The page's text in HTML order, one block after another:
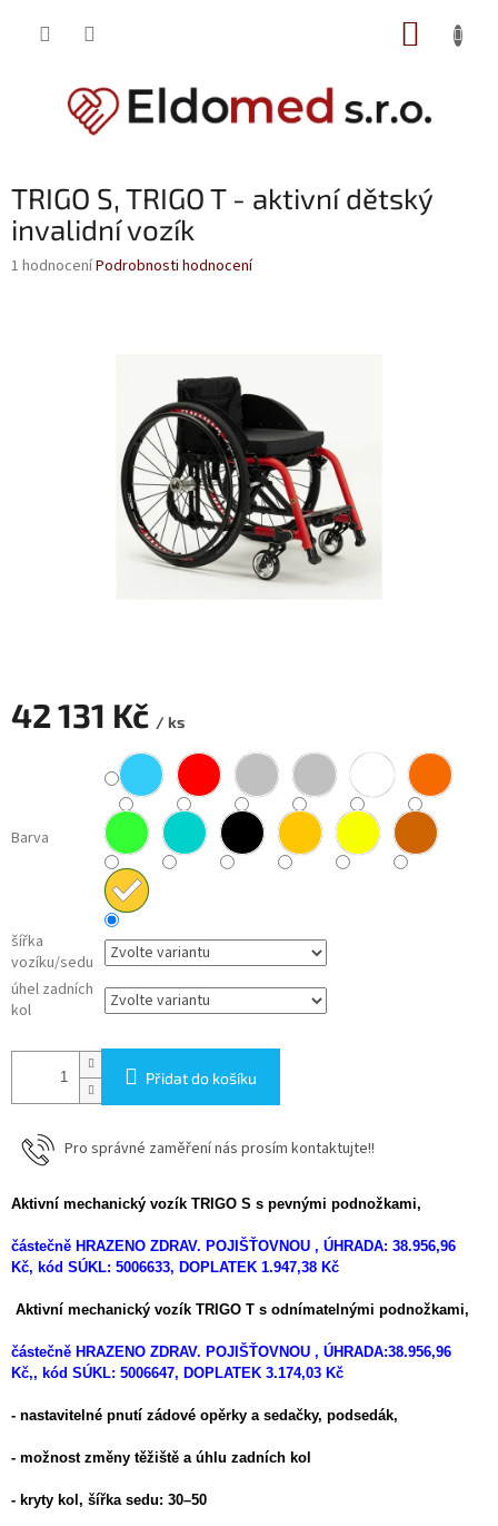
TRIGO S, TRIGO T - aktivní dětský
invalidní vozík
Průměrné
1 hodnoceníPodrobnosti hodnocení
42 131 Kč / ks
Barva
šířka
vozíku/sedu
úhel zadních
kol
Přidat do košíku
Pro správné zaměření nás prosím kontaktujte!!
Aktivní mechanický vozík TRIGO S s pevnými podnožkami,
částečně HRAZENO ZDRAV. POJIŠŤOVNOU , ÚHRADA: 38.956,96
Kč, kód SÚKL: 5006633, DOPLATEK 1.947,38 Kč
Aktivní mechanický vozík TRIGO T s odnímatelnými podnožkami,
částečně HRAZENO ZDRAV. POJIŠŤOVNOU , ÚHRADA:38.956,96
Kč,, kód SÚKL: 5006647, DOPLATEK 3.174,03 Kč
- nastavitelné pnutí zádové opěrky a sedačky, podsedák,
- možnost změny těžiště a úhlu zadních kol
- kryty kol, šířka sedu: 30–50